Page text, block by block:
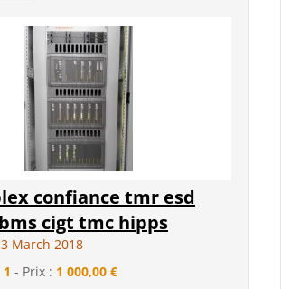
confiance tmr esd
cigt tmc hipps
March 2018
1 - Prix : 1 000,00 €